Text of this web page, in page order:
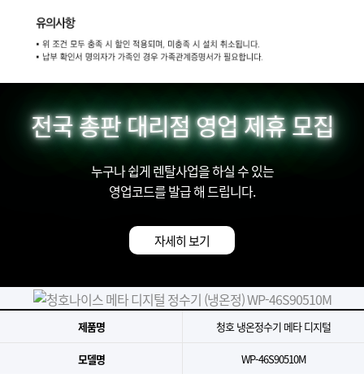
전국 총판 대리점 영업 제휴 모집
누구나 쉽게 렌탈사업을 하실 수 있는
영업코드를 발급 해 드립니다.
자세히 보기
제품명 청호 냉온정수기 메타 디지털
모델명 ​WP-46S90510M​